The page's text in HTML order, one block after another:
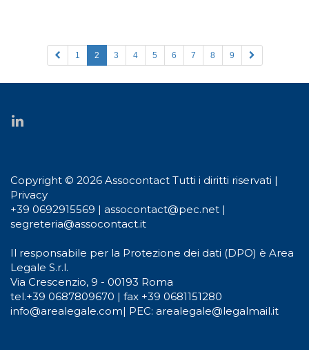
1 2 3 4 5 6 7 8 9
Copyright © 2026 Assocontact Tutti i diritti riservati |
Privacy
+39 0692915569 | assocontact@pec.net |
segreteria@assocontact.it
Il responsabile per la Protezione dei dati (DPO) è Area
Legale S.r.l.
Via Crescenzio, 9 - 00193 Roma
tel.+39 0687809670 | fax +39 0681151280
info@arealegale.com| PEC: arealegale@legalmail.it